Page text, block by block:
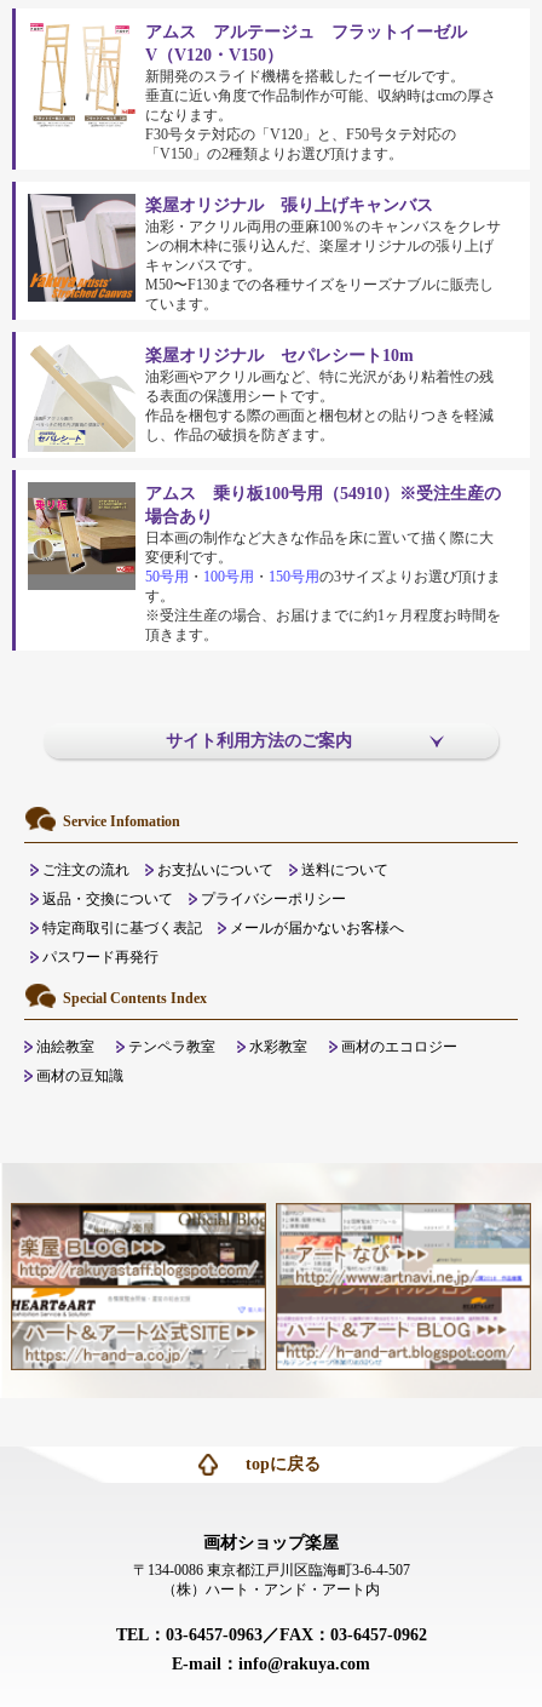
アムス アルテージュ フラットイーゼル
V（V120・V150）
新開発のスライド機構を搭載したイーゼルです。
垂直に近い角度で作品制作が可能、収納時はcmの厚さ
になります。
F30号タテ対応の「V120」と、F50号タテ対応の
「V150」の2種類よりお選び頂けます。
楽屋オリジナル 張り上げキャンバス
油彩・アクリル両用の亜麻100％のキャンバスをクレサ
ンの桐木枠に張り込んだ、楽屋オリジナルの張り上げ
キャンバスです。
M50〜F130までの各種サイズをリーズナブルに販売し
ています。
楽屋オリジナル セパレシート10m
油彩画やアクリル画など、特に光沢があり粘着性の残
る表面の保護用シートです。
作品を梱包する際の画面と梱包材との貼りつきを軽減
し、作品の破損を防ぎます。
アムス 乗り板100号用（54910）※受注生産の
場合あり
日本画の制作など大きな作品を床に置いて描く際に大
変便利です。
50号用 ・ 100号用 ・ 150号用の3サイズよりお選び頂けま
す。
※受注生産の場合、お届けまでに約1ヶ月程度お時間を
頂きます。
サイト利用方法のご案内
Service Infomation
ご注文の流れ お支払いについて
送料について
返品・交換について
プライバシーポリシー
特定商取引に基づく表記
メールが届かないお客様へ
パスワード再発行
Special Contents Index
油絵教室 テンペラ教室 水彩教室
画材のエコロジー
画材の豆知識
topに戻る
画材ショップ楽屋
〒134-0086 東京都江戸川区臨海町3-6-4-507
（株）ハート・アンド・アート内
TEL：03-6457-0963／FAX：03-6457-0962
E-mail：info@rakuya.com